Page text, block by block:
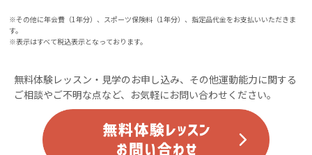
※その他に年会費（1年分）、スポーツ保険料（1年分）、指定品代金をお支払いいただきま
す。
※表示はすべて税込表示となっております。
無料体験レッスン・見学のお申し込み、その他運動能力に関する
ご相談やご不明な点など、お気軽にお問い合わせください。